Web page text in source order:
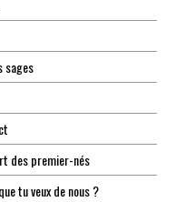
sages
des premier-nés
tu veux de nous ?